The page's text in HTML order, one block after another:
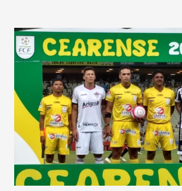
rotina e levar conforto e praticidade a seu
ação acontece em conformidade com os
Governo Federal, de reduzir custos e
brasileiro. Esclarecemos que a medida é
respeito ao trabalho da Câmara Temática
Habilitação e Formação de Condutores,
realizado pelo Contran e todos os
Neste sentido, informa-se que os
Ministério das Cidades, seguirão na busca